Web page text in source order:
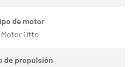
de motor
Motor Otto
de propulsión